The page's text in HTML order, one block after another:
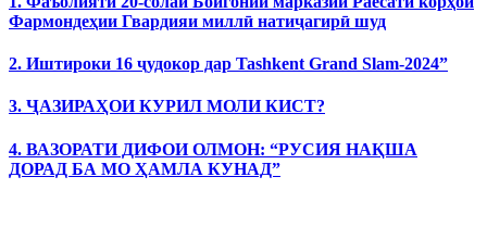
Фармондеҳии Гвардияи миллӣ натиҷагирӣ шуд
2. Иштироки 16 ҷудокор дар Tashkent Grand Slam-2024”
3. ҶАЗИРАҲОИ КУРИЛ МОЛИ КИСТ?
4. ВАЗОРАТИ ДИФОИ ОЛМОН: “РУСИЯ НАҚША
ДОРАД БА МО ҲАМЛА КУНАД”